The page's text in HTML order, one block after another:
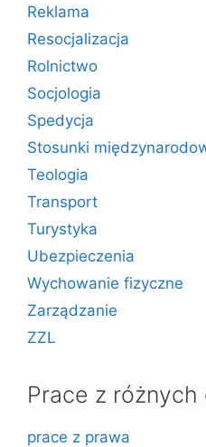
Reklama
Resocjalizacja
Rolnictwo
Socjologia
Spedycja
Stosunki
Teologia
Transport
Turystyka
Ubezpieczenia
Wychowanie fizyczne
Zarządzanie
ZZL
Prace z różnych
prace z prawa